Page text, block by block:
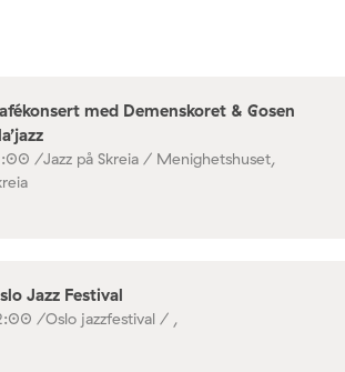
med Demenskoret & Gosen
/Jazz på Skreia / Menighetshuset,
Jazz Festival
/Oslo jazzfestival / ,